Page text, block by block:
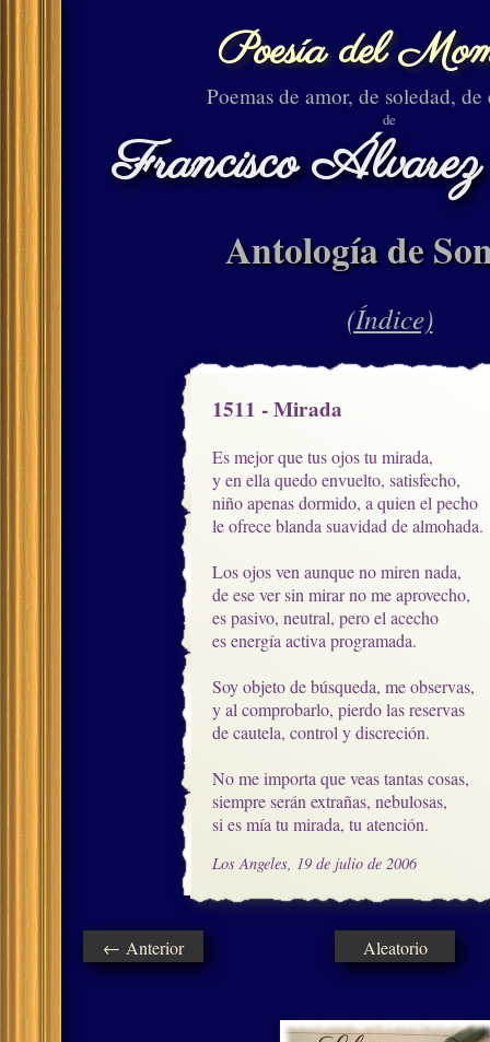
Poesía del
Poemas de amor, de soledad, de
de
Francisco
Antología de
(Índice)
1511 - Mirada
Es mejor que tus ojos tu mirada,
y en ella quedo envuelto, satisfecho,
niño apenas dormido, a quien el pecho
le ofrece blanda suavidad de almohada.
Los ojos ven aunque no miren nada,
de ese ver sin mirar no me aprovecho,
es pasivo, neutral, pero el acecho
es energía activa programada.
Soy objeto de búsqueda, me observas,
y al comprobarlo, pierdo las reservas
de cautela, control y discreción.
No me importa que veas tantas cosas,
siempre serán extrañas, nebulosas,
si es mía tu mirada, tu atención.
Los Angeles, 19 de julio de 2006
← Anterior Aleatorio